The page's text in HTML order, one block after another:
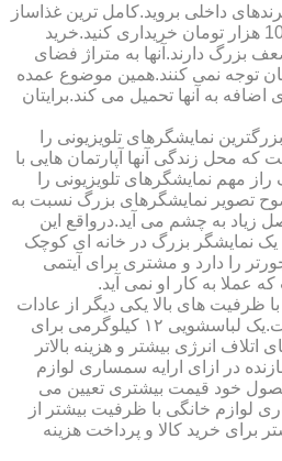
داخلی بروید.کامل ترین غذاساز
داخلی را می توانید با حدود 100 هزار تومان خریداری کنید.خرید
بزرگ دارند.آنها به متراژ فضای
توجه نمی کنند.همین موضوع عمده
به آنها تحمیل می کند.برایتان
نمایشگرهای تلویزیونی را
که محل زندگی آنها آپارتمان هایی با
مهم نمایشگرهای تلویزیونی را
تصویر نمایشگرهای بزرگ نسبت به
زیاد به چشم می آید.درواقع این
نمایشگر بزرگ در خانه ای کوچک
را دارد و مشتری برای آیتمی
عملا به کار او نمی آید.
ظرفیت های بالا یکی دیگر از عادات
نادرست مشتریان ایرانی است.یک لباسشویی ١٢ کیلوگرمی برای
به معنای اتلاف انرژی بیشتر و هزینه بالاتر
در ازای ارایه سمساری لوازم
خود قیمت بیشتری تعیین می
لوازم خانگی با ظرفیت بیشتر از
برای خرید کالا و پرداخت هزینه